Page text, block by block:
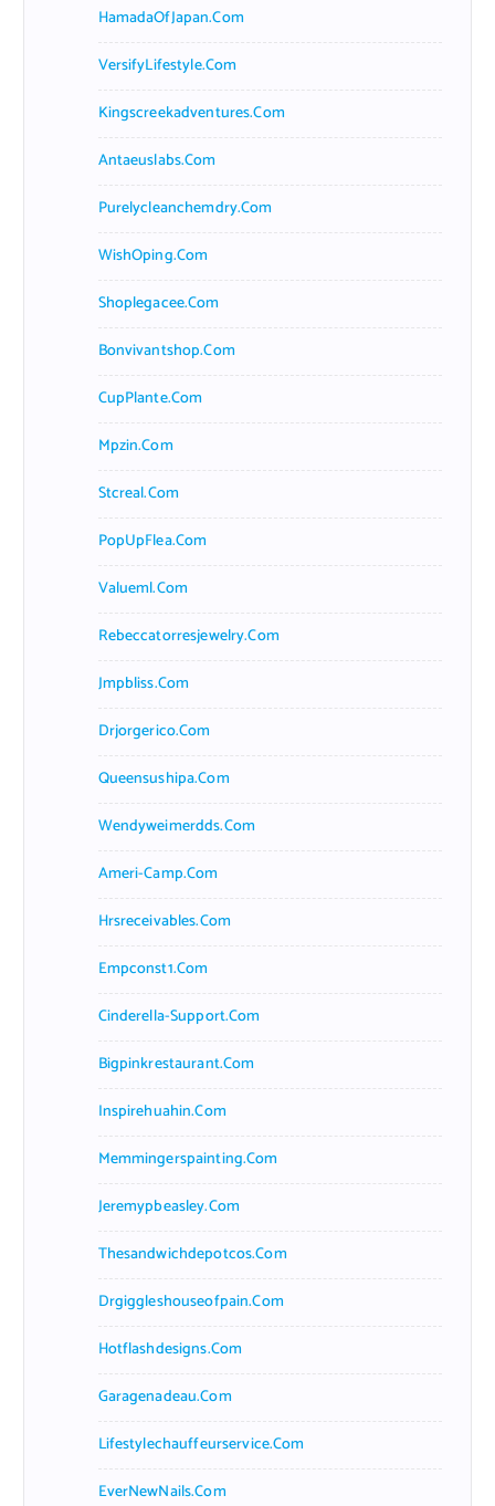
HamadaOfJapan.com
VersifyLifestyle.com
Kingscreekadventures.com
Antaeuslabs.com
Purelycleanchemdry.com
WishOping.com
Shoplegacee.com
Bonvivantshop.com
CupPlante.com
Mpzin.com
Stcreal.com
PopUpFlea.com
Valueml.com
Rebeccatorresjewelry.com
Jmpbliss.com
Drjorgerico.com
Queensushipa.com
Wendyweimerdds.com
Ameri-Camp.com
Hrsreceivables.com
Empconst1.com
Cinderella-Support.com
Bigpinkrestaurant.com
Inspirehuahin.com
Memmingerspainting.com
Jeremypbeasley.com
Thesandwichdepotcos.com
Drgiggleshouseofpain.com
Hotflashdesigns.com
Garagenadeau.com
Lifestylechauffeurservice.com
EverNewNails.com